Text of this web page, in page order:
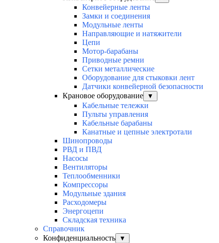
Конвейерные ленты
Замки и соединения
Модульные ленты
Направляющие и натяжители
Цепи
Мотор-барабаны
Приводные ремни
Сетки металлические
Оборудование для стыковки лент
Датчики конвейерной безопасности
Крановое оборудование
▼
Кабельные тележки
Пульты управления
Кабельные барабаны
Канатные и цепные электротали
Шинопроводы
РВД и ПВД
Насосы
Вентиляторы
Теплообменники
Компрессоры
Модульные здания
Расходомеры
Энергоцепи
Складская техника
Справочник
Конфиденциальность
▼